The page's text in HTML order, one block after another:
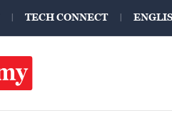
TECH CONNECT